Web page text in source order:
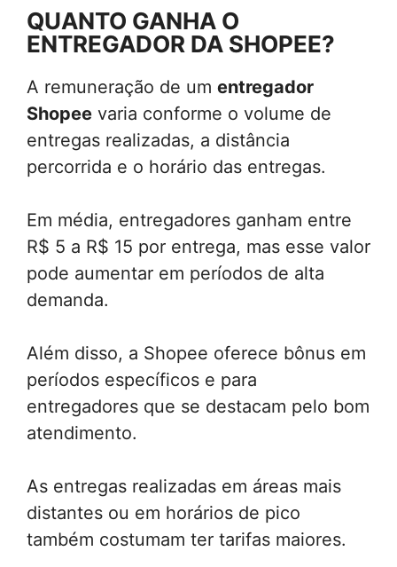
QUANTO GANHA O
ENTREGADOR DA SHOPEE?
A remuneração de um entregador
Shopee varia conforme o volume de
entregas realizadas, a distância
percorrida e o horário das entregas.
Em média, entregadores ganham entre
R$ 5 a R$ 15 por entrega, mas esse valor
pode aumentar em períodos de alta
demanda.
Além disso, a Shopee oferece bônus em
períodos específicos e para
entregadores que se destacam pelo bom
atendimento.
As entregas realizadas em áreas mais
distantes ou em horários de pico
também costumam ter tarifas maiores.